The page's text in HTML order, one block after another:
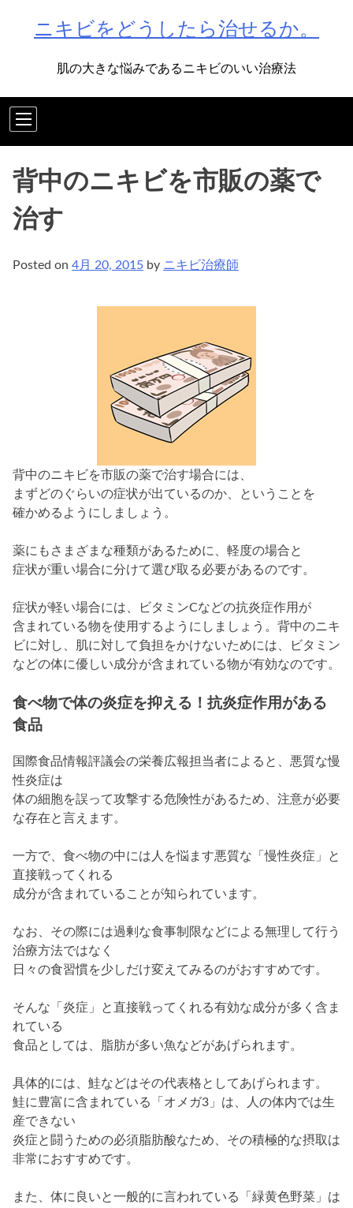
ニキビをどうしたら治せるか。
肌の大きな悩みであるニキビのいい治療法
背中のニキビを市販の薬で
治す
Posted on 4月 20, 2015 by ニキビ治療師
背中のニキビを市販の薬で治す場合には、
まずどのぐらいの症状が出ているのか、ということを
確かめるようにしましょう。
薬にもさまざまな種類があるために、軽度の場合と
症状が重い場合に分けて選び取る必要があるのです。
症状が軽い場合には、ビタミンCなどの抗炎症作用が
含まれている物を使用するようにしましょう。背中のニキ
ビに対し、肌に対して負担をかけないためには、ビタミン
などの体に優しい成分が含まれている物が有効なのです。
食べ物で体の炎症を抑える！抗炎症作用がある
食品
国際食品情報評議会の栄養広報担当者によると、悪質な慢
性炎症は
体の細胞を誤って攻撃する危険性があるため、注意が必要
な存在と言えます。
一方で、食べ物の中には人を悩ます悪質な「慢性炎症」と
直接戦ってくれる
成分が含まれていることが知られています。
なお、その際には過剰な食事制限などによる無理して行う
治療方法ではなく
日々の食習慣を少しだけ変えてみるのがおすすめです。
そんな「炎症」と直接戦ってくれる有効な成分が多く含ま
れている
食品としては、脂肪が多い魚などがあげられます。
具体的には、鮭などはその代表格としてあげられます。
鮭に豊富に含まれている「オメガ3」は、人の体内では生
産できない
炎症と闘うための必須脂肪酸なため、その積極的な摂取は
非常におすすめです。
また、体に良いと一般的に言われている「緑黄色野菜」は